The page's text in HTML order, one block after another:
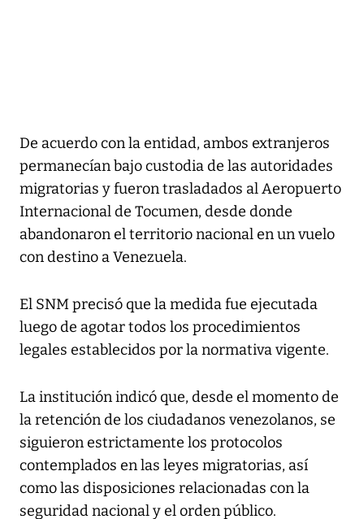
De acuerdo con la entidad, ambos extranjeros
permanecían bajo custodia de las autoridades
migratorias y fueron trasladados al Aeropuerto
Internacional de Tocumen, desde donde
abandonaron el territorio nacional en un vuelo
con destino a Venezuela.
El SNM precisó que la medida fue ejecutada
luego de agotar todos los procedimientos
legales establecidos por la normativa vigente.
La institución indicó que, desde el momento de
la retención de los ciudadanos venezolanos, se
siguieron estrictamente los protocolos
contemplados en las leyes migratorias, así
como las disposiciones relacionadas con la
seguridad nacional y el orden público.